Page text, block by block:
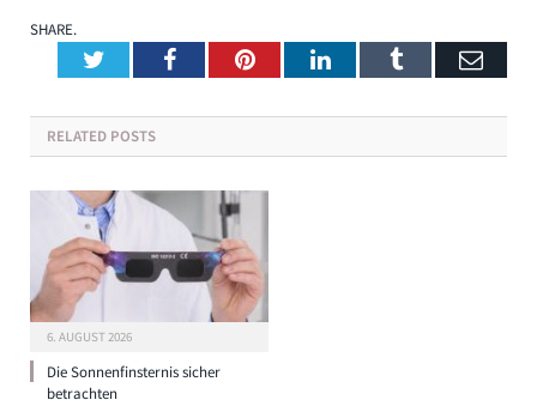
SHARE.
TwitterFacebookPinterestLinkedInTumblr
RELATED POSTS
6. AUGUST 2026
Die Sonnenfinsternis sicher
betrachten